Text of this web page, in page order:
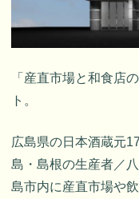
「産直市場と和食店
ト。
広島県の日本酒蔵元
島・島根の生産者／
島市内に産直市場や飲